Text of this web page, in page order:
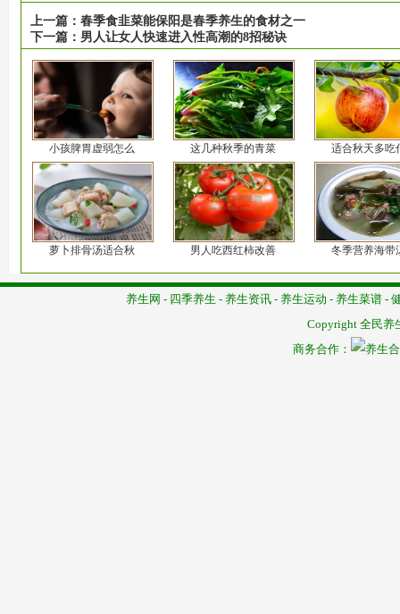
上一篇： 春季食韭菜能保阳是春季养生的食材之一
下一篇： 男人让女人快速进入性高潮的8招秘诀
小孩脾胃虚弱怎么 这几种秋季的青菜 适合秋天多吃
萝卜排骨汤适合秋 男人吃西红柿改善 冬季营养海带
养生网 - 四季养生 - 养生资讯 - 养生运动 - 养生菜谱 -
Copyright 全民养
商务合作：